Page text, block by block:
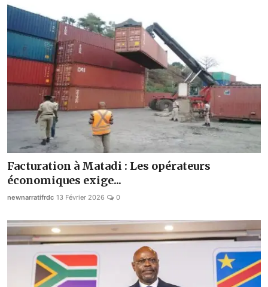
Facturation à Matadi : Les opérateurs
économiques exige...
newnarratifrdc 13 Février 2026 0